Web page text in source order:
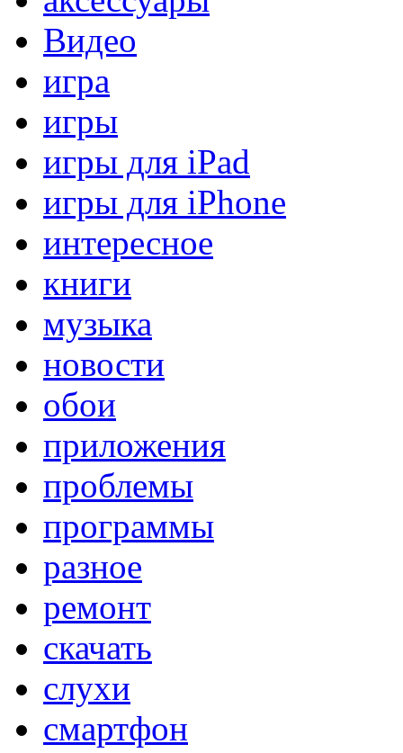
Видео
игра
игры
игры для iPad
игры для iPhone
интересное
книги
музыка
новости
обои
приложения
проблемы
программы
разное
ремонт
скачать
слухи
смартфон